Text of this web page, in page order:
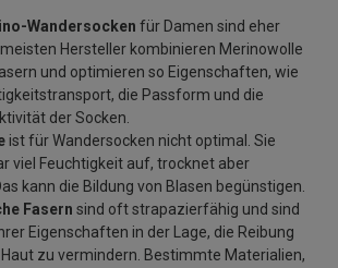
Wandersocken für Damen sind eher
Hersteller kombinieren Merinowolle
und optimieren so Eigenschaften, wie
die Passform und die
der Socken.
ist für Wandersocken nicht optimal. Sie
viel Feuchtigkeit auf, trocknet aber
kann die Bildung von Blasen begünstigen.
Fasern sind oft strapazierfähig und sind
Eigenschaften in der Lage, die Reibung
zu vermindern. Bestimmte Materialien,